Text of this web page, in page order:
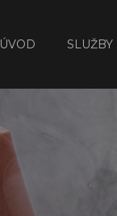
ÚVOD SLUŽBY